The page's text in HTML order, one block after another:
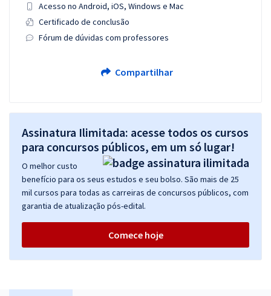
Acesso no Android, iOS, Windows e Mac
Certificado de conclusão
Fórum de dúvidas com professores
Compartilhar
Assinatura Ilimitada: acesse todos os cursos
para concursos públicos, em um só lugar!
O melhor custo
benefício para os seus estudos e seu bolso. São mais de 25
mil cursos para todas as carreiras de concursos públicos, com
garantia de atualização pós-edital.
Comece hoje